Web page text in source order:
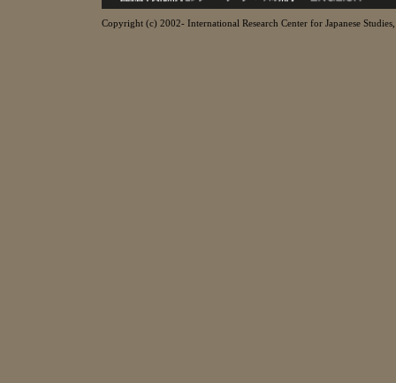
Copyright (c) 2002- International Research Center for Japanese